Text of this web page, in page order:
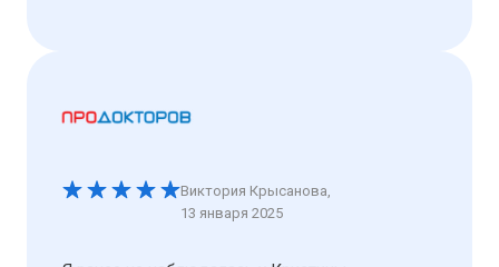
Виктория Крысанова,
13 января 2025